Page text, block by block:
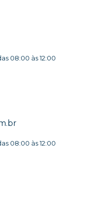
08:00 às 12:00
08:00 às 12:00